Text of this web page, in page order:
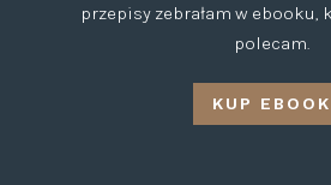
przepisy zebrałam w ebooku,
polecam.
KUP EBOOK